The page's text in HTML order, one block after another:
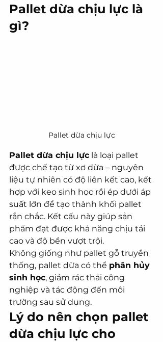
Pallet dừa chịu lực là
gì?
Pallet dừa chịu lực
Pallet dừa chịu lực là loại pallet
được chế tạo từ xơ dừa – nguyên
liệu tự nhiên có độ liên kết cao, kết
hợp với keo sinh học rồi ép dưới áp
suất lớn để tạo thành khối pallet
rắn chắc. Kết cấu này giúp sản
phẩm đạt được khả năng chịu tải
cao và độ bền vượt trội.
Không giống như pallet gỗ truyền
thống, pallet dừa có thể phân hủy
sinh học, giảm rác thải công
nghiệp và tác động đến môi
trường sau sử dụng.
Lý do nên chọn pallet
dừa chịu lực cho